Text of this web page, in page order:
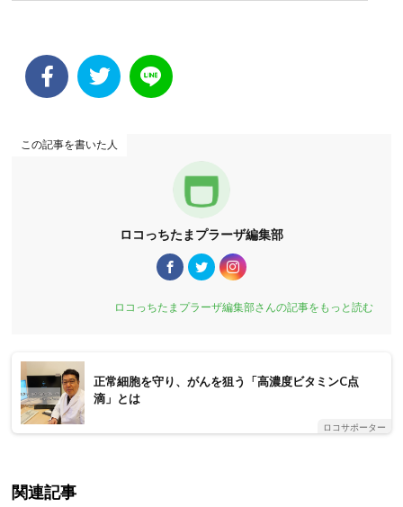
この記事を書いた人
ロコっちたまプラーザ編集部
ロコっちたまプラーザ編集部さんの記事をもっと読む
正常細胞を守り、がんを狙う「高濃度ビタミンC点
滴」とは
ロコサポーター
関連記事